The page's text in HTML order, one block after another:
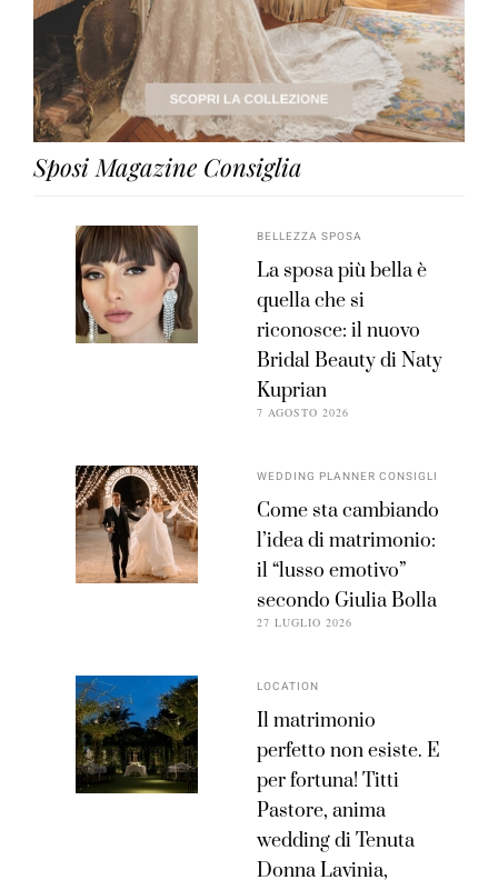
Sposi Magazine Consiglia
BELLEZZA SPOSA
La sposa più bella è
quella che si
riconosce: il nuovo
Bridal Beauty di Naty
Kuprian
7 AGOSTO 2026
WEDDING PLANNER CONSIGLI
Come sta cambiando
l’idea di matrimonio:
il “lusso emotivo”
secondo Giulia Bolla
27 LUGLIO 2026
LOCATION
Il matrimonio
perfetto non esiste. E
per fortuna! Titti
Pastore, anima
wedding di Tenuta
Donna Lavinia,